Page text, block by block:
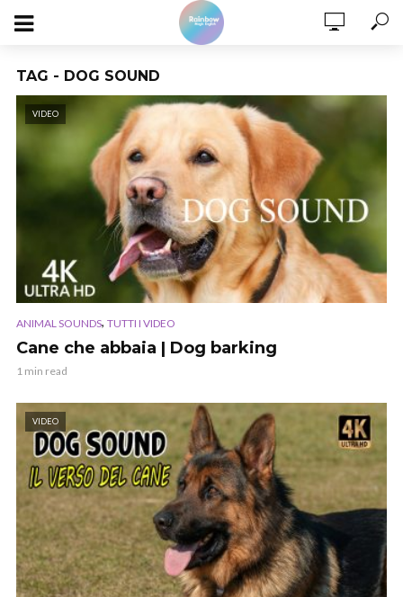
TAG - DOG SOUND
VIDEO
ANIMAL SOUNDS, TUTTI I VIDEO
Cane che abbaia | Dog barking
1 min read
VIDEO